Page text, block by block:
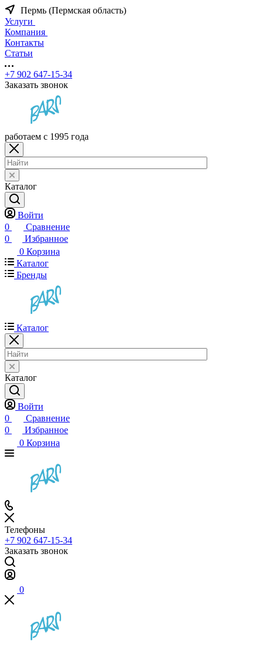
Пермь (Пермская область)
Услуги
Компания
Контакты
Статьи
+7 902 647-15-34
Заказать звонок
работаем с 1995 года
Каталог
Войти
0
Сравнение
0
Избранное
0 Корзина
Каталог
Бренды
Каталог
Каталог
Войти
0
Сравнение
0
Избранное
0 Корзина
Телефоны
+7 902 647-15-34
Заказать звонок
0